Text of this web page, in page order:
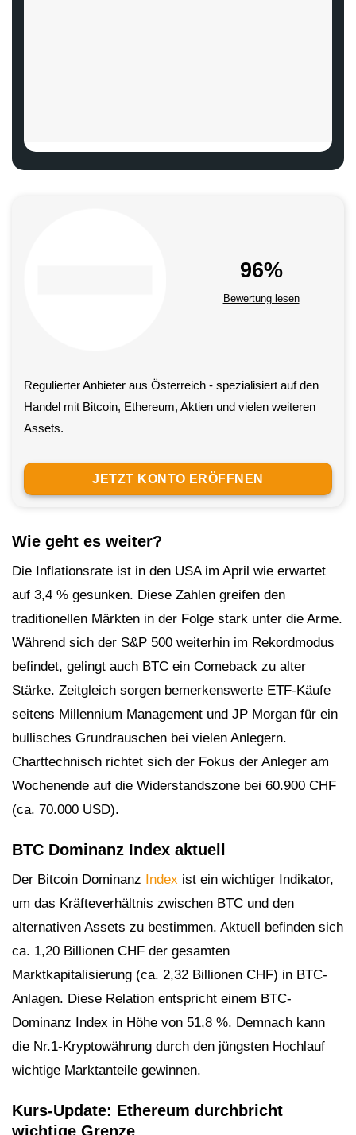
Regulierter Anbieter aus Österreich - spezialisiert auf den
Handel mit Bitcoin, Ethereum, Aktien und vielen weiteren
Assets.
96%
Bewertung lesen
JETZT KONTO ERÖFFNEN
Wie geht es weiter?
Die Inflationsrate ist in den USA im April wie erwartet
auf 3,4 % gesunken. Diese Zahlen greifen den
traditionellen Märkten in der Folge stark unter die Arme.
Während sich der S&P 500 weiterhin im Rekordmodus
befindet, gelingt auch BTC ein Comeback zu alter
Stärke. Zeitgleich sorgen bemerkenswerte ETF-Käufe
seitens Millennium Management und JP Morgan für ein
bullisches Grundrauschen bei vielen Anlegern.
Charttechnisch richtet sich der Fokus der Anleger am
Wochenende auf die Widerstandszone bei 60.900 CHF
(ca. 70.000 USD).
BTC Dominanz Index aktuell
Der Bitcoin Dominanz Index ist ein wichtiger Indikator,
um das Kräfteverhältnis zwischen BTC und den
alternativen Assets zu bestimmen. Aktuell befinden sich
ca. 1,20 Billionen CHF der gesamten
Marktkapitalisierung (ca. 2,32 Billionen CHF) in BTC-
Anlagen. Diese Relation entspricht einem BTC-
Dominanz Index in Höhe von 51,8 %. Demnach kann
die Nr.1-Kryptowährung durch den jüngsten Hochlauf
wichtige Marktanteile gewinnen.
Kurs-Update: Ethereum durchbricht
wichtige Grenze